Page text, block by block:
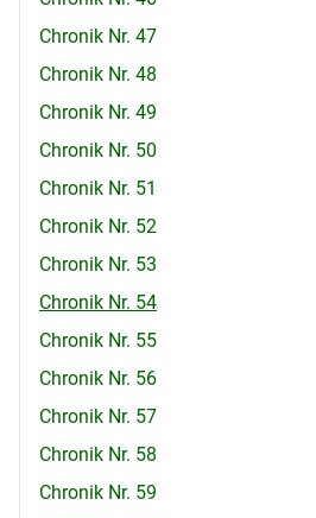
Chronik Nr. 47
Chronik Nr. 48
Chronik Nr. 49
Chronik Nr. 50
Chronik Nr. 51
Chronik Nr. 52
Chronik Nr. 53
Chronik Nr. 54
Chronik Nr. 55
Chronik Nr. 56
Chronik Nr. 57
Chronik Nr. 58
Chronik Nr. 59